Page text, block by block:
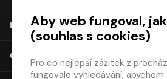
NÁKUP
O SPOLEČNOSTI
Aby web fungoval,
(souhlas s cookies)
Pro co nejlepší zážitek z
fungovalo vyhledávání,